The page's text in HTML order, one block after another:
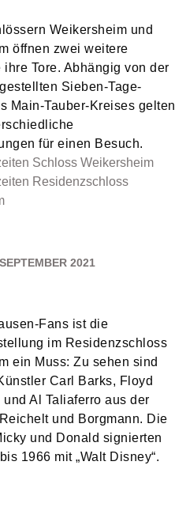
Weikersheim und
öffnen zwei weitere
ihre Tore. Abhängig von der
Sieben-Tage-
Main-Tauber-Kreises gelten
für einen Besuch.
Schloss Weikersheim
Residenzschloss
2021
Fans ist die
im Residenzschloss
ein Muss: Zu sehen sind
Carl Barks, Floyd
und Al Taliaferro aus der
und Borgmann. Die
und Donald signierten
1966 mit „Walt Disney“.